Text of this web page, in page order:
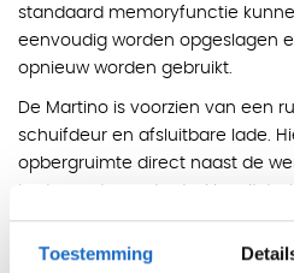
Toestemming
standaard memoryfunctie
eenvoudig worden opgeslagen
opnieuw worden gebruikt.
De Martino is voorzien van een
schuifdeur en afsluitbare lade.
opbergruimte direct naast de
koste gaat van de strakke
Kleuren
Melamine:Amber Oak en